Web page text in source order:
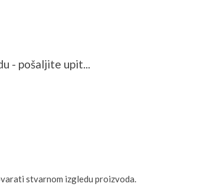
- pošaljite upit...
stvarnom izgledu proizvoda.